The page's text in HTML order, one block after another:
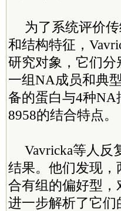
为了系统评价
和结构特征，
研究对象，它们
一组NA成员和典
备的蛋白与4种NA
8958的结合特点。
Vavricka等人反
结果。他们发现，
合有组的偏好型
进一步解析了它们